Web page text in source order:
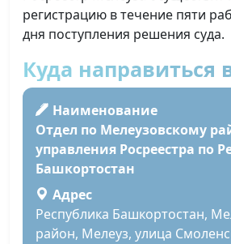
регистрацию в течение пяти
дня поступления решения суда.
Куда направиться
Наименование
Отдел по Мелеузовскому
управления Росреестра по
Башкортостан
Адрес
Республика Башкортостан,
район, Мелеуз, улица